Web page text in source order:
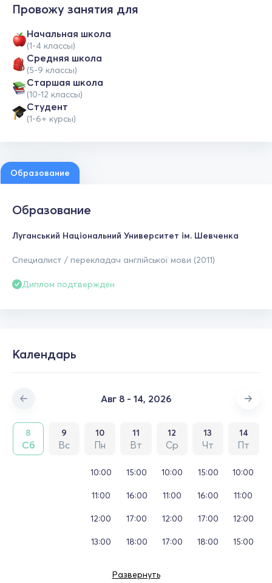
Провожу занятия для
Начальная школа
(1-4 классы)
Средняя школа
(5-9 классы)
Cтаршая школа
(10-12 классы)
Студент
(1-6+ курсы)
Образование
Образование
Луганський Національний Университет ім. Шевченка
Специалист / перекладач англійської мови (2011)
Диплом подтвержден
Календарь
Авг 8 - 14, 2026
8
Сб
9
Вс
10
Пн
11
Вт
12
Ср
13
Чт
14
Пт
10:00
11:00
12:00
13:00
15:00
16:00
17:00
18:00
10:00
11:00
12:00
17:00
15:00
16:00
17:00
18:00
10:00
11:00
12:00
15:00
Развернуть